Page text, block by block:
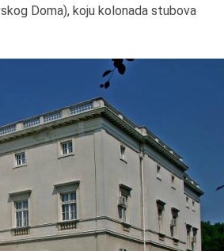
Doma), koju kolonada stubova